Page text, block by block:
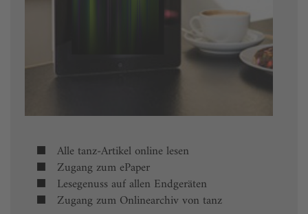
Alle tanz-Artikel online lesen
Zugang zum ePaper
Lesegenuss auf allen Endgeräten
Zugang zum Onlinearchiv von tanz